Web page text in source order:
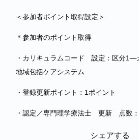
＜参加者ポイント取得設定＞
＊参加者のポイント取得
・カリキュラムコード 設定：区分1―
地域包括ケアシステム
・登録更新ポイント：1ポイント
・認定／専門理学療法士 更新 点数
シェアする